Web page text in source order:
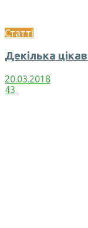
Статті
Декілька
20.03.2018
43